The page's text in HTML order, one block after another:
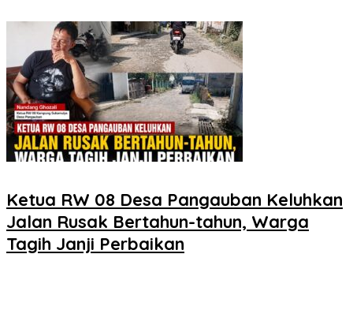
Ketua RW 08 Desa Pangauban Keluhkan
Jalan Rusak Bertahun-tahun, Warga
Tagih Janji Perbaikan